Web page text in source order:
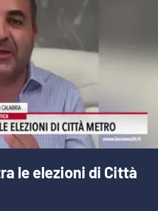
le elezioni di Città